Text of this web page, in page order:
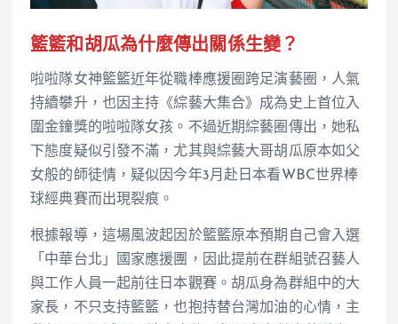
籃籃和胡瓜為什麼傳出關係生變？
啦啦隊女神籃籃近年從職棒應援圈跨足演藝圈，人氣
持續攀升，也因主持《綜藝大集合》成為史上首位入
圍金鐘獎的啦啦隊女孩。不過近期綜藝圈傳出，她私
下態度疑似引發不滿，尤其與綜藝大哥胡瓜原本如父
女般的師徒情，疑似因今年3月赴日本看WBC世界棒
球經典賽而出現裂痕。
根據報導，這場風波起因於籃籃原本預期自己會入選
「中華台北」國家應援團，因此提前在群組號召藝人
與工作人員一起前往日本觀賽。胡瓜身為群組中的大
家長，不只支持籃籃，也抱持替台灣加油的心情，主